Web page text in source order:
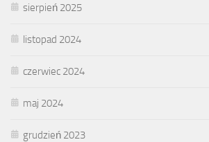
sierpień 2025
listopad 2024
czerwiec 2024
maj 2024
grudzień 2023